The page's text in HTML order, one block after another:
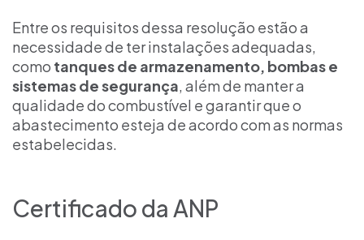
Entre os requisitos dessa resolução estão a
necessidade de ter instalações adequadas,
como tanques de armazenamento, bombas e
sistemas de segurança, além de manter a
qualidade do combustível e garantir que o
abastecimento esteja de acordo com as normas
estabelecidas.
Certificado da ANP